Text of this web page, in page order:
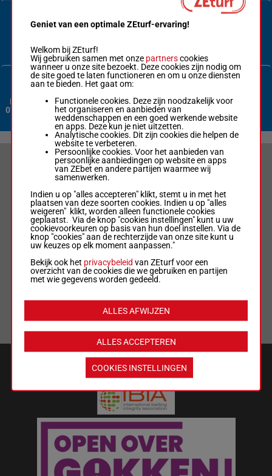
Nederland:
070 3380 365
VERANTWOORD WEDDEN & PRIVACYVERKLARING
LIMIETEN & SESSIEDETAILS
ALGEMENE VOORWAARDEN
WEDREGELS & TOTALISATORREGLEMENT
VEILIGHEID EN BETROUWBAARHEID
Wat kost gokken jou? Stop op tijd.
Geniet van een optimale ZEturf-ervaring!
Welkom bij ZEturf!
Wij gebruiken samen met onze partnerscookies
wanneer u onze site bezoekt. Deze cookies zijn nodig om
de site goed te laten functioneren en om u onze diensten
aan te bieden. Het gaat om:
Functionele cookies. Deze zijn noodzakelijk voor
het organiseren en aanbieden van
weddenschappen en een goed werkende website
en apps. Deze kun je niet uitzetten.
Analytische cookies. Dit zijn cookies die helpen de
website te verbeteren.
Persoonlijke cookies. Voor het aanbieden van
persoonlijke aanbiedingen op website en apps
van ZEbet en andere partijen waarmee wij
samenwerken.
Indien u op "alles accepteren" klikt, stemt u in met het
plaatsen van deze soorten cookies. Indien u op "alles
weigeren" klikt, worden alleen functionele cookies
geplaatst. Via de knop "cookies instellingen" kunt u uw
cookievoorkeuren op basis van hun doel instellen. Via de
knop "cookies" aan de rechterzijde van onze site kunt u
uw keuzes op elk moment aanpassen."
Bekijk ook het privacybeleid van ZEturf voor een
overzicht van de cookies die we gebruiken en partijen
met wie gegevens worden gedeeld.
ALLES ACCEPTEREN
ALLES AFWIJZEN
COOKIES INSTELLINGEN